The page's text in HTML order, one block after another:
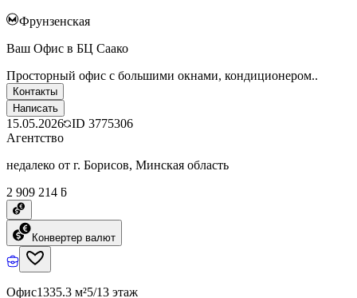
Фрунзенская
Ваш Офис в БЦ Саако
Просторный офис с большими окнами, кондиционером..
Контакты
Написать
15.05.2026 ID 3775306
Агентство
недалеко от г. Борисов, Минская область
2 909 214 ƃ
Конвертер валют
Офис1335.3 м²5/13 этаж